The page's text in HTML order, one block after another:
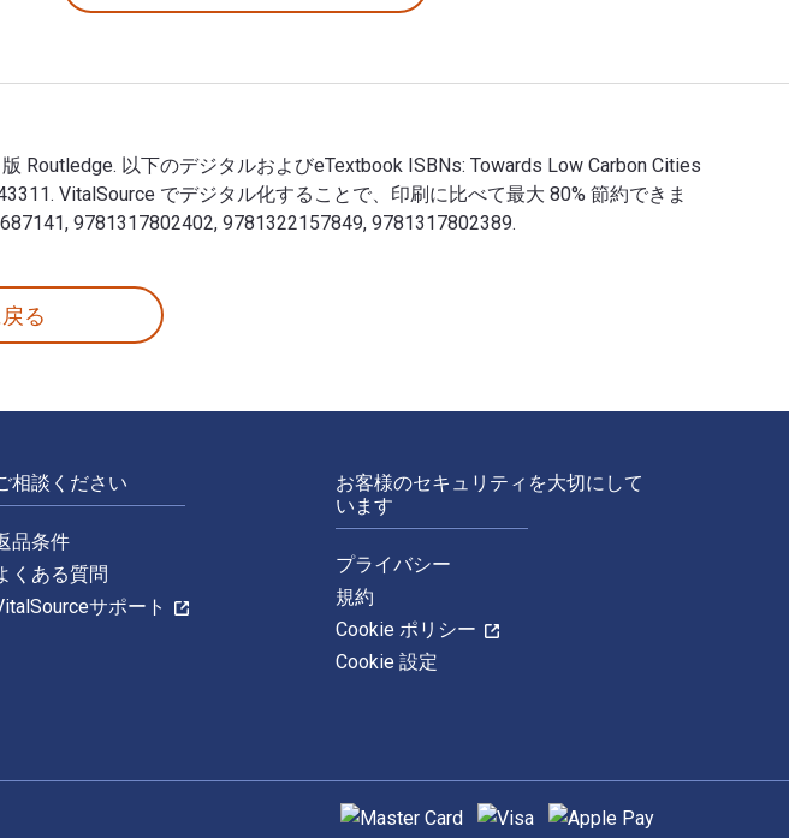
Routledge. 以下のデジタルおよびeTextbook ISBNs: Towards Low Carbon Cities
VitalSource でデジタル化することで、印刷に比べて最大 80% 節約できま
9781317802402, 9781322157849, 9781317802389.
る
相談ください
品条件
くある質問
サポート
お客様のセキュリティを大切にして
います
プライバシー
規約
Cookie ポリシー
Cookie 設定
サポートされている支払い方法